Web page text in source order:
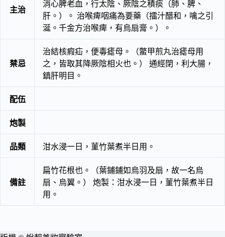
主治
消心脾老血，行太陰、厥陰之積痰（肺、脾、
肝。）。 治喉痺咽痛為要藥（擂汁醋和，噙之引
涎。千金方治喉痺，有烏扇膏。）。
禁忌
治結核瘕疝，便毒瘧母。（鱉甲煎丸治瘧母用
之，皆取其降厥陰相火也。） 通經閉，利大腸，
鎮肝明目。
配伍
炮製
品類 泔水浸一日，菫竹葉煮半日用。
備註
扁竹花根也。（葉鋪鋪如烏羽及扇，故一名烏
扇、烏翼。） 炮製：泔水浸一日，菫竹葉煮半日
用。